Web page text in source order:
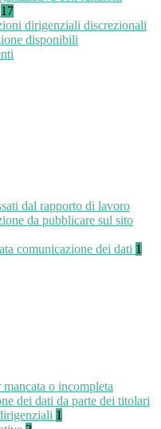
17
dirigenziali discrezionali
disponibili
dal rapporto di lavoro
da pubblicare sul sito
comunicazione dei dati 1
mancata o incompleta
dei dati da parte dei titolari
1